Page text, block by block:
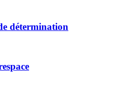
détermination